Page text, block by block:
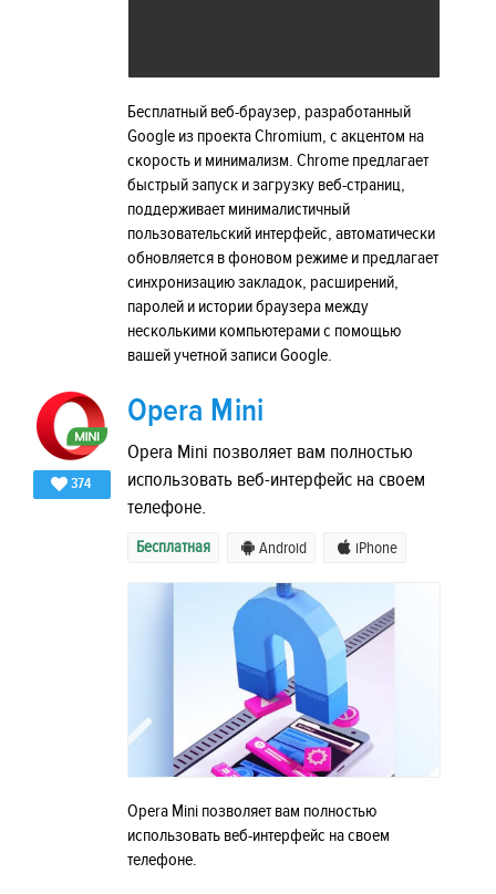
Бесплатный веб-браузер, разработанный
Google из проекта Chromium, с акцентом на
скорость и минимализм. Chrome предлагает
быстрый запуск и загрузку веб-страниц,
поддерживает минималистичный
пользовательский интерфейс, автоматически
обновляется в фоновом режиме и предлагает
синхронизацию закладок, расширений,
паролей и истории браузера между
несколькими компьютерами с помощью
вашей учетной записи Google.
374
Opera Mini
Opera Mini позволяет вам полностью
использовать веб-интерфейс на своем
телефоне.
Бесплатная Android iPhone
Opera Mini позволяет вам полностью
использовать веб-интерфейс на своем
телефоне.